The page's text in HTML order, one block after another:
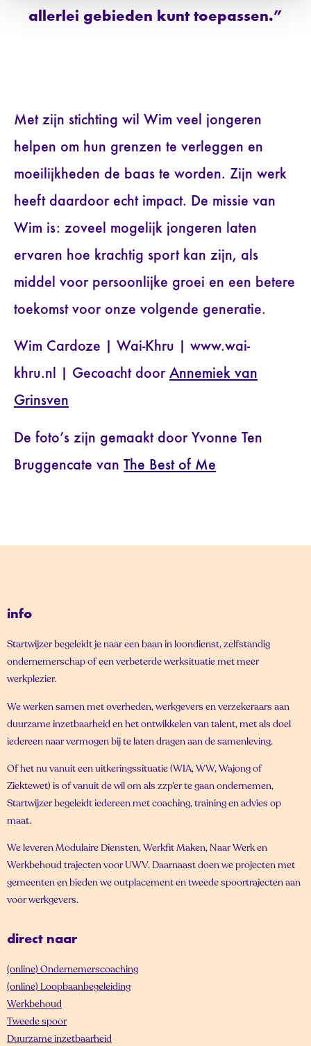
allerlei gebieden kunt toepassen.”
Met zijn stichting wil Wim veel jongeren
helpen om hun grenzen te verleggen en
moeilijkheden de baas te worden. Zijn werk
heeft daardoor echt impact. De missie van
Wim is: zoveel mogelijk jongeren laten
ervaren hoe krachtig sport kan zijn, als
middel voor persoonlijke groei en een betere
toekomst voor onze volgende generatie.
Wim Cardoze | Wai-Khru | www.wai-
khru.nl | Gecoacht door Annemiek van
Grinsven
De foto’s zijn gemaakt door Yvonne Ten
Bruggencate van The Best of Me
info
Startwijzer begeleidt je naar een baan in loondienst, zelfstandig
ondernemerschap of een verbeterde werksituatie met meer
werkplezier.
We werken samen met overheden, werkgevers en verzekeraars aan
duurzame inzetbaarheid en het ontwikkelen van talent, met als doel
iedereen naar vermogen bij te laten dragen aan de samenleving.
Of het nu vanuit een uitkeringssituatie (WIA, WW, Wajong of
Ziektewet) is of vanuit de wil om als zzp’er te gaan ondernemen,
Startwijzer begeleidt iedereen met coaching, training en advies op
maat.
We leveren Modulaire Diensten, Werkfit Maken, Naar Werk en
Werkbehoud trajecten voor UWV. Daarnaast doen we projecten met
gemeenten en bieden we outplacement en tweede spoortrajecten aan
voor werkgevers.
direct naar
(online) Ondernemerscoaching
(online) Loopbaanbegeleiding
Werkbehoud
Tweede spoor
Duurzame inzetbaarheid